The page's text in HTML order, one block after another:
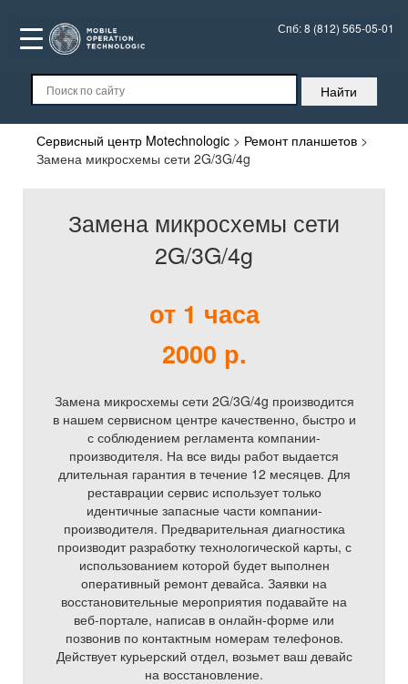
Спб:8 (812) 565-05-01
Сервисный центр Motechnologic > Ремонт планшетов >
Замена микросхемы сети 2G/3G/4g
Замена микросхемы сети
2G/3G/4g
от 1 часа
2000 р.
Замена микросхемы сети 2G/3G/4g производится
в нашем сервисном центре качественно, быстро и
с соблюдением регламента компании-
производителя. На все виды работ выдается
длительная гарантия в течение 12 месяцев. Для
реставрации сервис использует только
идентичные запасные части компании-
производителя. Предварительная диагностика
производит разработку технологической карты, с
использованием которой будет выполнен
оперативный ремонт девайса. Заявки на
восстановительные мероприятия подавайте на
веб-портале, написав в онлайн-форме или
позвонив по контактным номерам телефонов.
Действует курьерский отдел, возьмет ваш девайс
на восстановление.